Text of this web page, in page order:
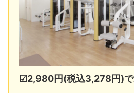
☑2,980円(税込3,278円)で